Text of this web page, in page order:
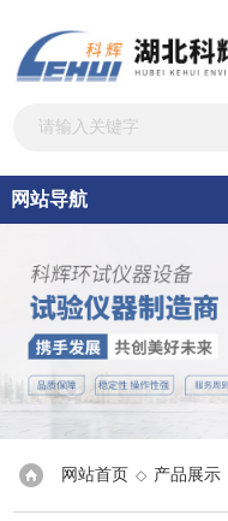
网站导航
网站首页 ◇ 产品展示